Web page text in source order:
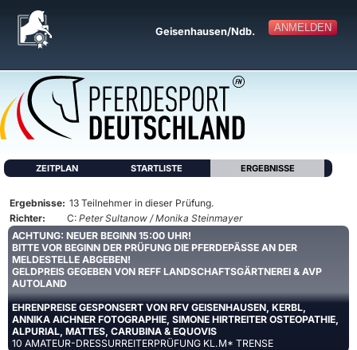
ANMELDEN
Geisenhausen/Ndb.
ZEITPLAN STARTLISTE ERGEBNISSE
Ergebnisse: 13 Teilnehmer in dieser Prüfung.
Richter:
C: Peter Sultanow / Monika Steinmayer
ACHTUNG: NEUER BEGINN 15:00 UHR!
BITTE VOR BEGINN DER PRÜFUNG DIE PFERDEPÄSSE AN DER
MELDESTELLE ABGEBEN!
GELDPREIS GEGEBEN VON REFF LANDSCHAFTSGÄRTNEREI & AVP
AUTOLAND
EHRENPREISE GESPONSERT VON RFV GEISENHAUSEN, KERBL,
ANNIKA AICHNER FOTOGRAPHIE, SIMONE HIRTREITER OSTEOPATHIE,
ALPURIAL, MATTES, CARUBINA & EQUOVIS
10 AMATEUR-DRESSURREITERPRÜFUNG KL.M* TRENSE